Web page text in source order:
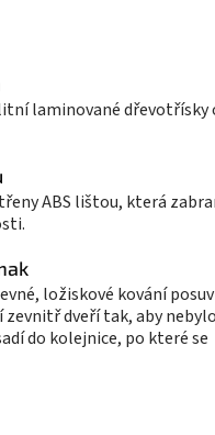
laminované dřevotřísky
ABS lištou, která
ložiskové kování
zevnitř dveří tak, aby nebylo
do kolejnice, po které se